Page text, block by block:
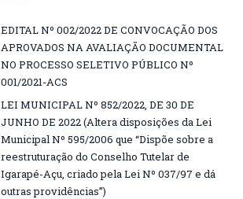
EDITAL Nº 002/2022 DE CONVOCAÇÃO DOS
APROVADOS NA AVALIAÇÃO DOCUMENTAL
NO PROCESSO SELETIVO PÚBLICO Nº
001/2021-ACS
LEI MUNICIPAL Nº 852/2022, DE 30 DE
JUNHO DE 2022 (Altera disposições da Lei
Municipal Nº 595/2006 que “Dispõe sobre a
reestruturação do Conselho Tutelar de
Igarapé-Açu, criado pela Lei Nº 037/97 e dá
outras providências”)